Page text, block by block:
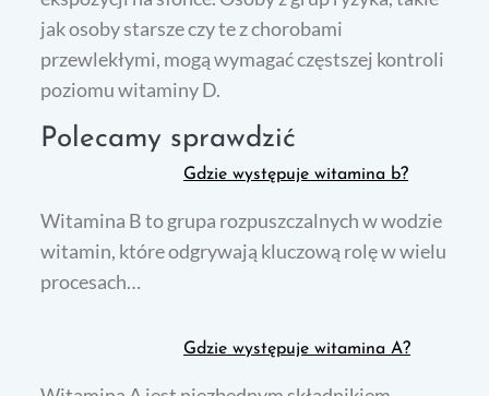
jak osoby starsze czy te z chorobami
przewlekłymi, mogą wymagać częstszej kontroli
poziomu witaminy D.
Polecamy sprawdzić
Gdzie występuje witamina b?
Witamina B to grupa rozpuszczalnych w wodzie
witamin, które odgrywają kluczową rolę w wielu
procesach…
Gdzie występuje witamina A?